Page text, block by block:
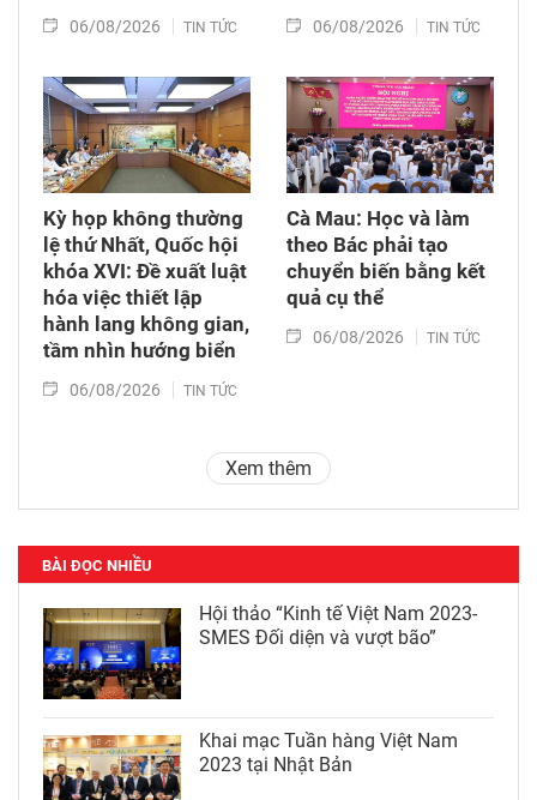
06/08/2026 TIN TỨC 06/08/2026 TIN TỨC
Kỳ họp không thường
lệ thứ Nhất, Quốc hội
khóa XVI: Đề xuất luật
hóa việc thiết lập
hành lang không gian,
tầm nhìn hướng biển
06/08/2026 TIN TỨC
Cà Mau: Học và làm
theo Bác phải tạo
chuyển biến bằng kết
quả cụ thể
06/08/2026 TIN TỨC
Xem thêm
BÀI ĐỌC NHIỀU
Hội thảo “Kinh tế Việt Nam 2023-
SMES Đối diện và vượt bão”
Khai mạc Tuần hàng Việt Nam
2023 tại Nhật Bản